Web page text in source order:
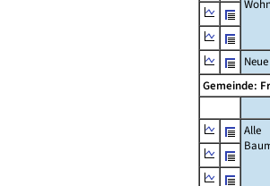
Gemeinde:
Alle